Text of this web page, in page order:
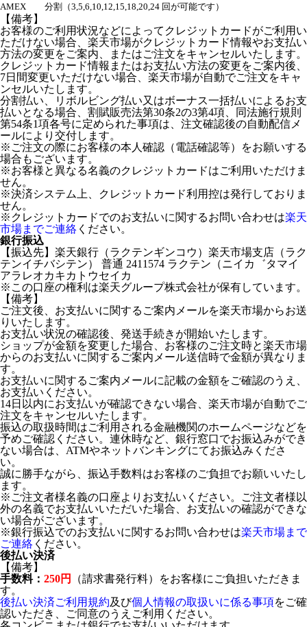
AMEX
分割（3,5,6,10,12,15,18,20,24 回が可能です）
【備考】
お客様のご利用状況などによってクレジットカードがご利用い
ただけない場合、楽天市場がクレジットカード情報やお支払い
方法の変更をご案内、またはご注文をキャンセルいたします。
クレジットカード情報またはお支払い方法の変更をご案内後、
7日間変更いただけない場合、楽天市場が自動でご注文をキャ
ンセルいたします。
分割払い、リボルビング払い又はボーナス一括払いによるお支
払いとなる場合、割賦販売法第30条2の3第4項、同法施行規則
第54条1項各号に定められた事項は、注文確認後の自動配信メ
ールにより交付します。
※ご注文の際にお客様の本人確認（電話確認等）をお願いする
場合もございます。
※お客様と異なる名義のクレジットカードはご利用いただけま
せん。
※決済システム上、クレジットカード利用控は発行しておりま
せん。
※クレジットカードでのお支払いに関するお問い合わせは楽天
市場までご連絡 ください。
銀行振込
【振込先】楽天銀行（ラクテンギンコウ）楽天市場支店（ラク
テンイチバシテン） 普通 2411574 ラクテン（ニイカ゛タマイ
アラレオカキカトウセイカ
※この口座の権利は楽天グループ株式会社が保有しています。
【備考】
ご注文後、お支払いに関するご案内メールを楽天市場からお送
りいたします。
お支払い状況の確認後、発送手続きが開始いたします。
ショップが金額を変更した場合、お客様のご注文時と楽天市場
からのお支払いに関するご案内メール送信時で金額が異なりま
す。
お支払いに関するご案内メールに記載の金額をご確認のうえ、
お支払いください。
14日以内にお支払いが確認できない場合、楽天市場が自動でご
注文をキャンセルいたします。
振込の取扱時間はご利用される金融機関のホームページなどを
予めご確認ください。連休時など、銀行窓口でお振込みができ
ない場合は、ATMやネットバンキングにてお振込みくださ
い。
誠に勝手ながら、振込手数料はお客様のご負担でお願いいたし
ます。
※ご注文者様名義の口座よりお支払いください。ご注文者様以
外の名義でお支払いいただいた場合、お支払いの確認ができな
い場合がございます。
※銀行振込でのお支払いに関するお問い合わせは楽天市場まで
ご連絡 ください。
後払い決済
【備考】
手数料： 250円
（請求書発行料）をお客様にご負担いただきま
す。
後払い決済ご利用規約及び個人情報の取扱いに係る事項をご確
認いただき、ご同意のうえご利用ください。